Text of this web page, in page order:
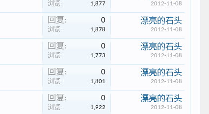
浏览: 1,877 2012-11-08
回复: 0
浏览: 1,878
漂亮的石头
2012-11-08
回复: 0
浏览: 1,773
漂亮的石头
2012-11-08
回复: 0
浏览: 1,801
漂亮的石头
2012-11-08
回复: 0
浏览: 1,922
漂亮的石头
2012-11-08